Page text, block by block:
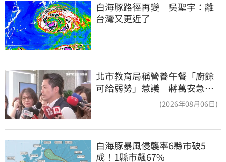
白海豚路徑再變　吳聖宇：離
台灣又更近了
北市教育局稱營養午餐「廚餘
可給弱勢」惹議 蔣萬安急
(2026年08月06日)
白海豚暴風侵襲率6縣市破5
成！1縣市飆67%